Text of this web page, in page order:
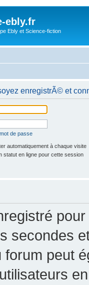
ebly.fr
Ebly et Science-fiction
soyez enregistrÃ© et
de passe
automatiquement à chaque visite
statut en ligne pour cette session
secondes
forum peut